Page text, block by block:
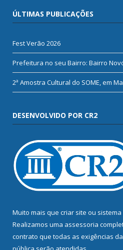
ÚLTIMAS PUBLICAÇÕES
Fest Verão 2026
Prefeitura no seu Bairro: Bairro
2ª Amostra Cultural do SOME, em
DESENVOLVIDO POR CR2
Muito mais que criar site ou
Realizamos uma assessoria
contrato que todas as exigências